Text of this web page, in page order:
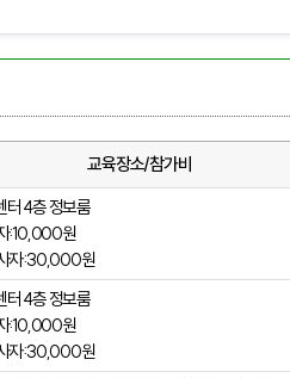
교육장소/참가비
터 4층 정보룸
:10,000원
자:30,000원
터 4층 정보룸
:10,000원
자:30,000원